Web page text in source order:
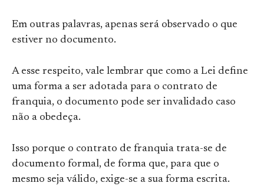
Em outras palavras, apenas será observado o que
estiver no documento.
A esse respeito, vale lembrar que como a Lei define
uma forma a ser adotada para o contrato de
franquia, o documento pode ser invalidado caso
não a obedeça.
Isso porque o contrato de franquia trata-se de
documento formal, de forma que, para que o
mesmo seja válido, exige-se a sua forma escrita.